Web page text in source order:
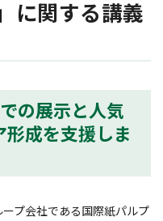
に関する講義
の展示と人気
成を支援しま
プ会社である国際紙パルプ